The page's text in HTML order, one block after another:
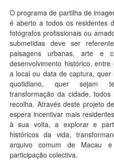
O programa de partilha de
é aberto a todos os residentes
fotógrafos profissionais ou
submetidas deve ser
paisagens urbanas, arte e
desenvolvimento histórico,
a local ou data de captura,
quotidiano, quer sejam
transformação da cidade,
recolha. Através deste projeto
espera incentivar mais
à sua volta, a explorar e
históricos da vida,
arquivo comum de Macau
participação colectiva.